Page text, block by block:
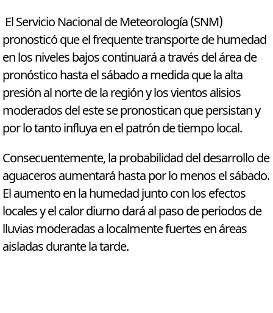
El Servicio Nacional de Meteorología (SNM)
pronosticó que el frequente transporte de humedad
en los niveles bajos continuará a través del área de
pronóstico hasta el sábado a medida que la alta
presión al norte de la región y los vientos alisios
moderados del este se pronostican que persistan y
por lo tanto influya en el patrón de tiempo local.
Consecuentemente, la probabilidad del desarrollo de
aguaceros aumentará hasta por lo menos el sábado.
El aumento en la humedad junto con los efectos
locales y el calor diurno dará al paso de periodos de
lluvias moderadas a localmente fuertes en áreas
aisladas durante la tarde.